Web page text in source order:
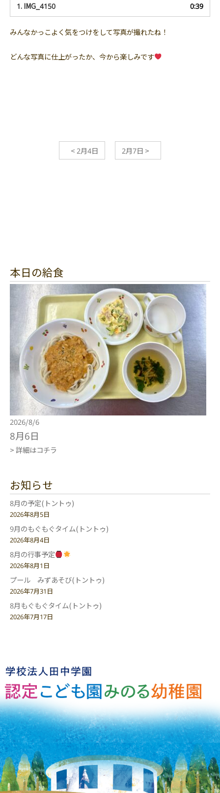
1. IMG_4150 0:39
みんなかっこよく気をつけをして写真が撮れたね！
どんな写真に仕上がったか、今から楽しみです
< 2月4日 2月7日 >
本日の給食
2026/8/6
8月6日
> 詳細はコチラ
お知らせ
8月の予定(トントゥ)
2026年8月5日
9月のもぐもぐタイム(トントゥ)
2026年8月4日
8月の行事予定
2026年8月1日
プール みずあそび(トントゥ)
2026年7月31日
8月もぐもぐタイム(トントゥ)
2026年7月17日